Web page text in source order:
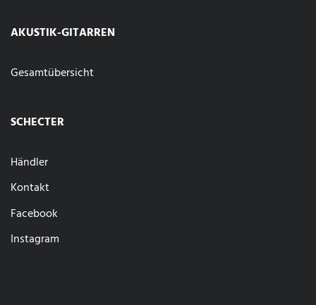
AKUSTIK-GITARREN
Gesamtübersicht
SCHECTER
Händler
Kontakt
Facebook
Instagram